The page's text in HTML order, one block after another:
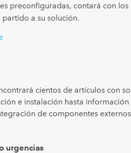
preconfiguradas, contará con
a su solución.
cientos de artículos con
e instalación hasta
de componentes
urgencias